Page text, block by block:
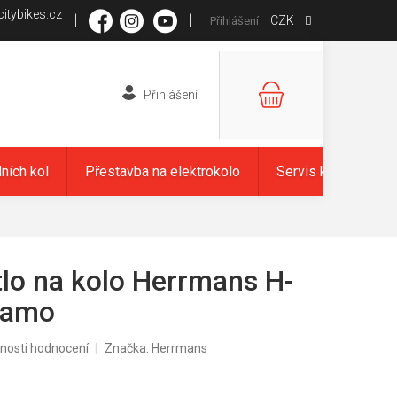
CZK
Přihlášení
NÁKUPNÍ
kol Přestavba na elektrokolo Servis kol
na kolo Herrmans H-
hodnocení Značka: Herrmans